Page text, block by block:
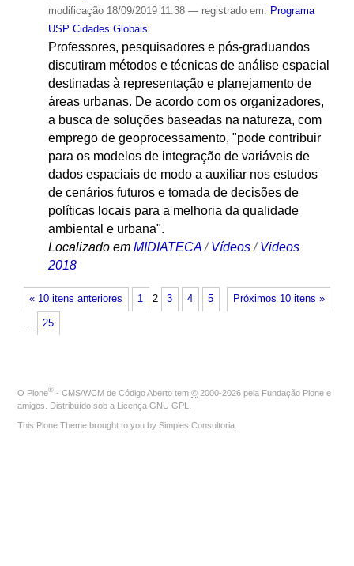
modificação18/09/2019 11:38 — registrado em: Programa
USP Cidades Globais
Professores, pesquisadores e pós-graduandos
discutiram métodos e técnicas de análise espacial
destinadas à representação e planejamento de
áreas urbanas. De acordo com os organizadores,
a busca de soluções baseadas na natureza, com
emprego de geoprocessamento, "pode contribuir
para os modelos de integração de variáveis de
dados espaciais de modo a auxiliar nos estudos
de cenários futuros e tomada de decisões de
políticas locais para a melhoria da qualidade
ambiental e urbana".
Localizado em MIDIATECA /Vídeos /Videos
2018
« 10 itens anteriores Próximos 10 itens »
1 2 3 4 5
… 25
O Plone® - CMS/WCM de Código Aberto tem © 2000-2026 pela Fundação Plone e
amigos. Distribuído sob a Licença GNU GPL
This Plone Theme brought to you by Simples Consultoria